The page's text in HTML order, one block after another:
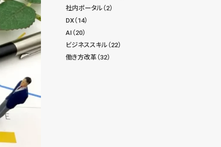
社内ポータル（2）
DX（14）
AI（20）
ビジネススキル（22）
働き方改革（32）